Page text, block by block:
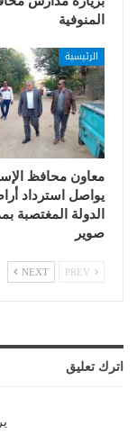
المنوفية
الرئيسية
معاون محافظ
يواصل استرداد
الدولة المغتصبة
صوير
NEXT
اترك تعليق